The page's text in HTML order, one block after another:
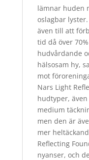
lämnar huden
oslagbar
även till att
tid då över
hudvårdande
hälsosam hy,
mot
Nars Light
hudtyper,
medium
men den är
mer
Reflecting
nyanser, och